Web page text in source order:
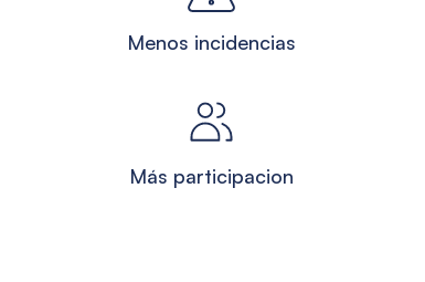
Menos incidencias
Más participacion